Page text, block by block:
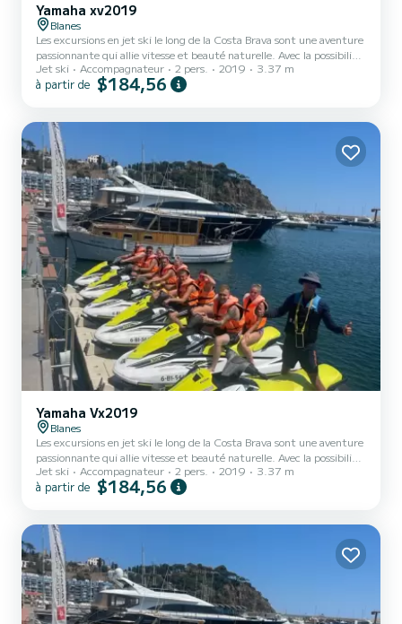
Yamaha xv2019
Blanes
Les excursions en jet ski le long de la Costa Brava sont une aventure
passionnante qui allie vitesse et beauté naturelle. Avec la possibilité
de prendre jusqu'à 4 motos, vous pouvez partager cette expérience
avec vos amis et votre famille en explorant le spectaculaire littoral
aurez également l'occasion de vous approcher de certains des points
les plus emblém...
Jet ski Accompagnateur 2 pers. 2019 3.37 m
à partir de $184,56
Yamaha Vx2019
Blanes
Les excursions en jet ski le long de la Costa Brava sont une aventure
passionnante qui allie vitesse et beauté naturelle. Avec la possibilité
de prendre jusqu'à 4 motos, vous pouvez partager cette expérience
avec vos amis et votre famille en explorant le spectaculaire littoral
aurez également l'occasion de vous approcher de certains des points
les plus emblém...
Jet ski Accompagnateur 2 pers. 2019 3.37 m
à partir de $184,56